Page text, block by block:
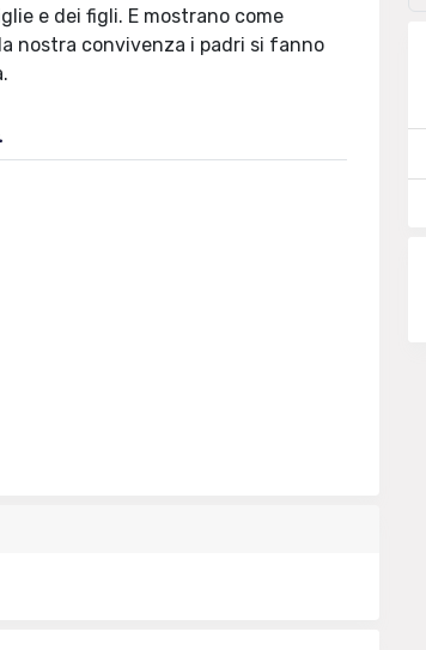
e dei figli. E mostrano come
nostra convivenza i padri si fanno